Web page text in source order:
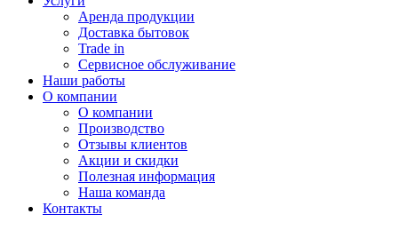
Аренда продукции
Доставка бытовок
Trade in
Сервисное обслуживание
Наши работы
О компании
О компании
Производство
Отзывы клиентов
Акции и скидки
Полезная информация
Наша команда
Контакты